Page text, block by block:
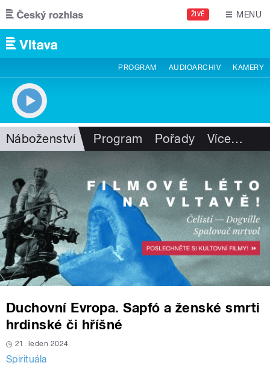
Přejít k hlavnímu obsahu
ŽIVĚ MENU
PROGRAM AUDIOARCHIV KAMERY
Náboženství Program Pořady Více…
Duchovní Evropa. Sapfó a ženské smrti
hrdinské či hříšné
21. leden 2024
Spirituála